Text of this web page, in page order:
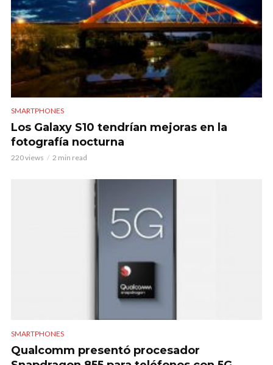
SMARTPHONES
Los Galaxy S10 tendrían mejoras en la
fotografía nocturna
220 views 2 min read
SMARTPHONES
Qualcomm presentó procesador